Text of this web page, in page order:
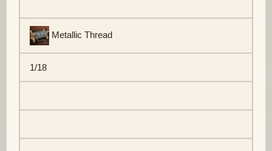
Metallic Thread
1/18